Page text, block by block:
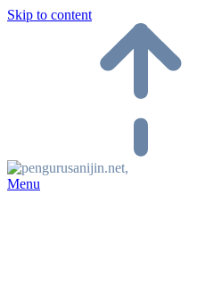
Skip to content
Menu